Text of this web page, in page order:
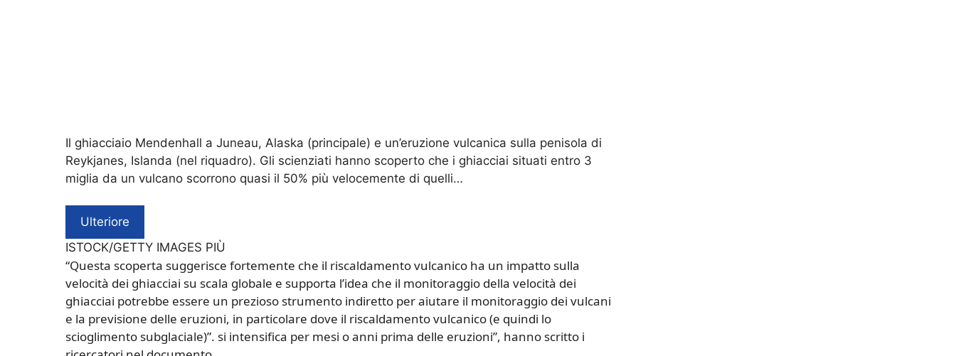
Il ghiacciaio Mendenhall a Juneau, Alaska (principale) e un’eruzione vulcanica sulla penisola di
Reykjanes, Islanda (nel riquadro). Gli scienziati hanno scoperto che i ghiacciai situati entro 3
miglia da un vulcano scorrono quasi il 50% più velocemente di quelli…
Ulteriore
ISTOCK/GETTY IMAGES PIÙ
“Questa scoperta suggerisce fortemente che il riscaldamento vulcanico ha un impatto sulla
velocità dei ghiacciai su scala globale e supporta l’idea che il monitoraggio della velocità dei
ghiacciai potrebbe essere un prezioso strumento indiretto per aiutare il monitoraggio dei vulcani
e la previsione delle eruzioni, in particolare dove il riscaldamento vulcanico (e quindi lo
scioglimento subglaciale)”. si intensifica per mesi o anni prima delle eruzioni”, hanno scritto i